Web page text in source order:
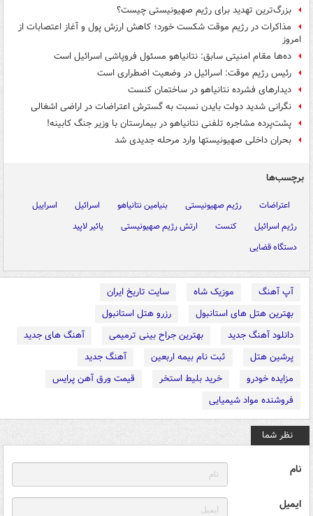
بزرگ‌ترین تهدید برای رژیم صهیونیستی چیست؟
مذاکرات در رژیم موقت شکست خورد؛ کاهش ارزش پول و آغاز اعتصابات از
امروز
ده‌ها مقام امنیتی سابق: نتانیاهو مسئول فروپاشی اسرائیل است
رئیس رژیم موقت: اسرائیل در وضعیت اضطراری است
دیدارهای فشرده نتانیاهو در ساختمان کنست
نگرانی شدید دولت بایدن نسبت به گسترش اعتراضات در اراضی اشغالی
پشت‌پرده مشاجره تلفنی نتانیاهو در بیمارستان با وزیر جنگ کابینه!
بحران داخلی صهیونیستها وارد مرحله جدیدی شد
برچسب‌ها
اعتراضات رژیم صهیونیستی بنیامین نتانیاهو اسرائیل
اسراییل
رژیم اسرائیل
کنست ارتش رژیم صهیونیستی
یائیر لاپید
دستگاه قضایی
آپ آهنگ موزیک شاه
سایت تاریخ ایران
بهترین هتل های استانبول
رزرو هتل استانبول
دانلود آهنگ جدید
بهترین جراح بینی ترمیمی
آهنگ های جدید
پرشین هتل
ثبت نام بیمه اربعین
آهنگ جدید
مزایده خودرو
خرید بلیط استخر
قیمت ورق آهن پرایس
فروشنده مواد شیمیایی
نظر شما
نام
ایمیل